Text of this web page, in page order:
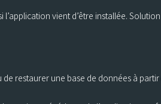
vient d’être installée. Solution
restaurer une base de données à partir